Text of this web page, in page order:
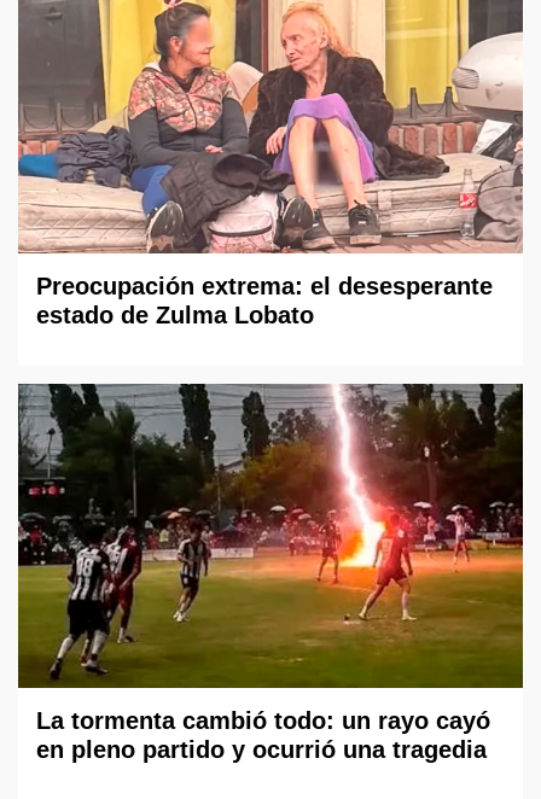
Preocupación extrema: el desesperante
estado de Zulma Lobato
La tormenta cambió todo: un rayo cayó
en pleno partido y ocurrió una tragedia